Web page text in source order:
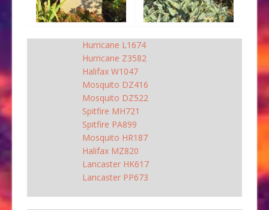
Hurricane L1674
Hurricane Z3582
Halifax W1047
Mosquito DZ416
Mosquito DZ522
Spitfire MH721
Spitfire PA899
Mosquito HR187
Halifax MZ820
Lancaster HK617
Lancaster PP673